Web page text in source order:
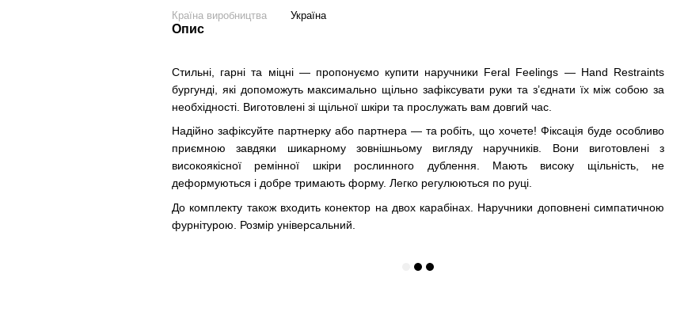
Країна виробництва Україна
Опис
Стильні, гарні та міцні — пропонуємо купити наручники Feral Feelings — Hand Restraints
бургунді, які допоможуть максимально щільно зафіксувати руки та з’єднати їх між собою за
необхідності. Виготовлені зі щільної шкіри та прослужать вам довгий час.
Надійно зафіксуйте партнерку або партнера — та робіть, що хочете! Фіксація буде особливо
приємною завдяки шикарному зовнішньому вигляду наручників. Вони виготовлені з
високоякісної ремінної шкіри рослинного дублення. Мають високу щільність, не
деформуються і добре тримають форму. Легко регулюються по руці.
До комплекту також входить конектор на двох карабінах. Наручники доповнені симпатичною
фурнітурою. Розмір універсальний.